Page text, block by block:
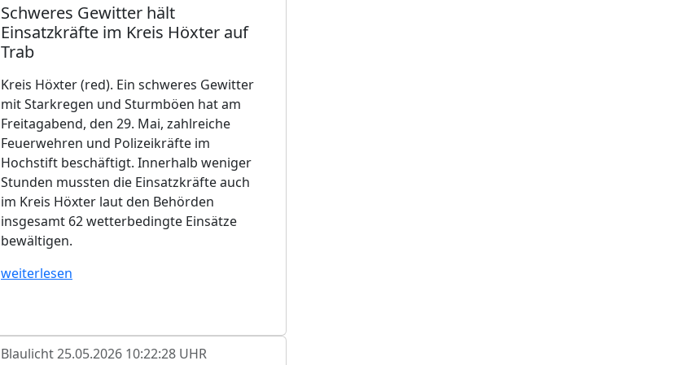
Schweres Gewitter hält
Einsatzkräfte im Kreis Höxter auf
Trab
Kreis Höxter (red). Ein schweres Gewitter
mit Starkregen und Sturmböen hat am
Freitagabend, den 29. Mai, zahlreiche
Feuerwehren und Polizeikräfte im
Hochstift beschäftigt. Innerhalb weniger
Stunden mussten die Einsatzkräfte auch
im Kreis Höxter laut den Behörden
insgesamt 62 wetterbedingte Einsätze
bewältigen.
weiterlesen
Blaulicht25.05.2026 10:22:28 UHR